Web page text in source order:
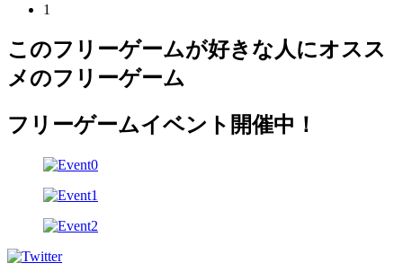
1
このフリーゲームが好きな人にオスス
メのフリーゲーム
フリーゲームイベント開催中！